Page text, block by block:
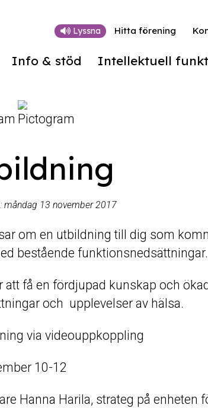
Info & stöd Intellektuell
Lyssna Hitta förening
måndag 13 november 2017
om en utbildning till dig som
bestående funktionsnedsättningar.
att få en fördjupad kunskap och
och upplevelser av hälsa.
via videouppkoppling
10-12
Hanna Harila, strateg på enheten